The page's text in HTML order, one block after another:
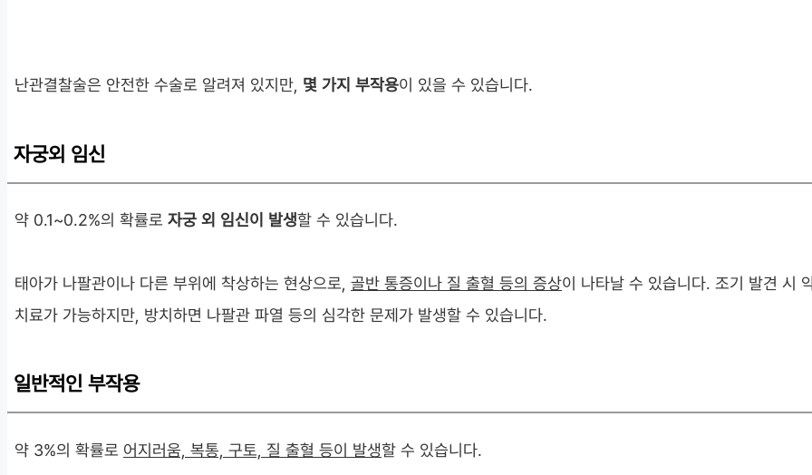
난관결찰술은 안전한 수술로 알려져 있지만, 몇 가지 부작용이 있을 수 있습니다.
자궁외 임신
약 0.1~0.2%의 확률로 자궁 외 임신이 발생할 수 있습니다.
태아가 나팔관이나 다른 부위에 착상하는 현상으로, 골반 통증이나 질 출혈 등의 증상이 나타날 수 있습니다. 조기 발견 시
치료가 가능하지만, 방치하면 나팔관 파열 등의 심각한 문제가 발생할 수 있습니다.
일반적인 부작용
약 3%의 확률로 어지러움, 복통, 구토, 질 출혈 등이 발생할 수 있습니다.